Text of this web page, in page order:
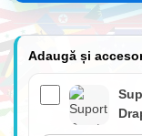
Adaugă și